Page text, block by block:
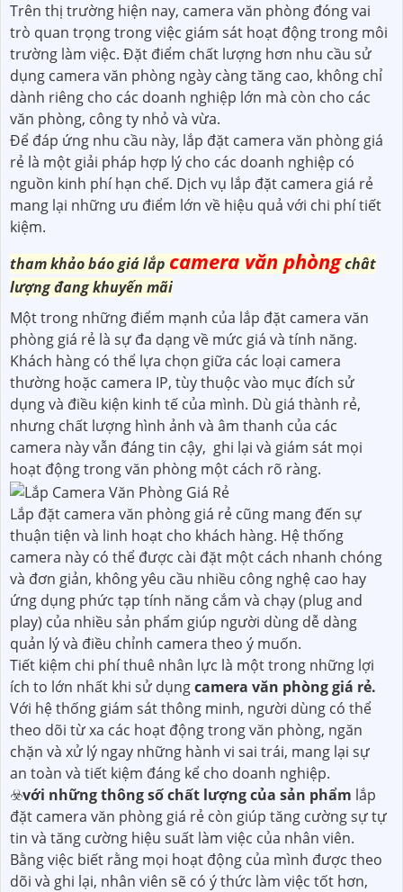
Trên thị trường hiện nay, camera văn phòng đóng vai
trò quan trọng trong việc giám sát hoạt động trong môi
trường làm việc. Đặt điểm chất lượng hơn nhu cầu sử
dụng camera văn phòng ngày càng tăng cao, không chỉ
dành riêng cho các doanh nghiệp lớn mà còn cho các
văn phòng, công ty nhỏ và vừa.
Để đáp ứng nhu cầu này, lắp đặt camera văn phòng giá
rẻ là một giải pháp hợp lý cho các doanh nghiệp có
nguồn kinh phí hạn chế. Dịch vụ lắp đặt camera giá rẻ
mang lại những ưu điểm lớn về hiệu quả với chi phí tiết
kiệm.
tham khảo báo giá lắp camera văn phòngchât
lượng đang khuyến mãi
Một trong những điểm mạnh của lắp đặt camera văn
phòng giá rẻ là sự đa dạng về mức giá và tính năng.
Khách hàng có thể lựa chọn giữa các loại camera
thường hoặc camera IP, tùy thuộc vào mục đích sử
dụng và điều kiện kinh tế của mình. Dù giá thành rẻ,
nhưng chất lượng hình ảnh và âm thanh của các
camera này vẫn đáng tin cậy, ghi lại và giám sát mọi
hoạt động trong văn phòng một cách rõ ràng.
Lắp đặt camera văn phòng giá rẻ cũng mang đến sự
thuận tiện và linh hoạt cho khách hàng. Hệ thống
camera này có thể được cài đặt một cách nhanh chóng
và đơn giản, không yêu cầu nhiều công nghệ cao hay
ứng dụng phức tạp tính năng cắm và chạy (plug and
play) của nhiều sản phẩm giúp người dùng dễ dàng
quản lý và điều chỉnh camera theo ý muốn.
Tiết kiệm chi phí thuê nhân lực là một trong những lợi
ích to lớn nhất khi sử dụngcamera văn phòng giá rẻ.
Với hệ thống giám sát thông minh, người dùng có thể
theo dõi từ xa các hoạt động trong văn phòng, ngăn
chặn và xử lý ngay những hành vi sai trái, mang lại sự
an toàn và tiết kiệm đáng kể cho doanh nghiệp.
☣️với những thông số chất lượng của sản phẩm lắp
đặt camera văn phòng giá rẻ còn giúp tăng cường sự tự
tin và tăng cường hiệu suất làm việc của nhân viên.
Bằng việc biết rằng mọi hoạt động của mình được theo
dõi và ghi lại, nhân viên sẽ có ý thức làm việc tốt hơn,